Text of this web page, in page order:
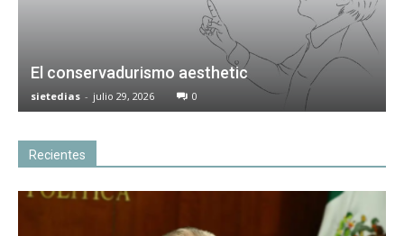
El conservadurismo aesthetic
sietedias - julio 29, 2026 0
Recientes